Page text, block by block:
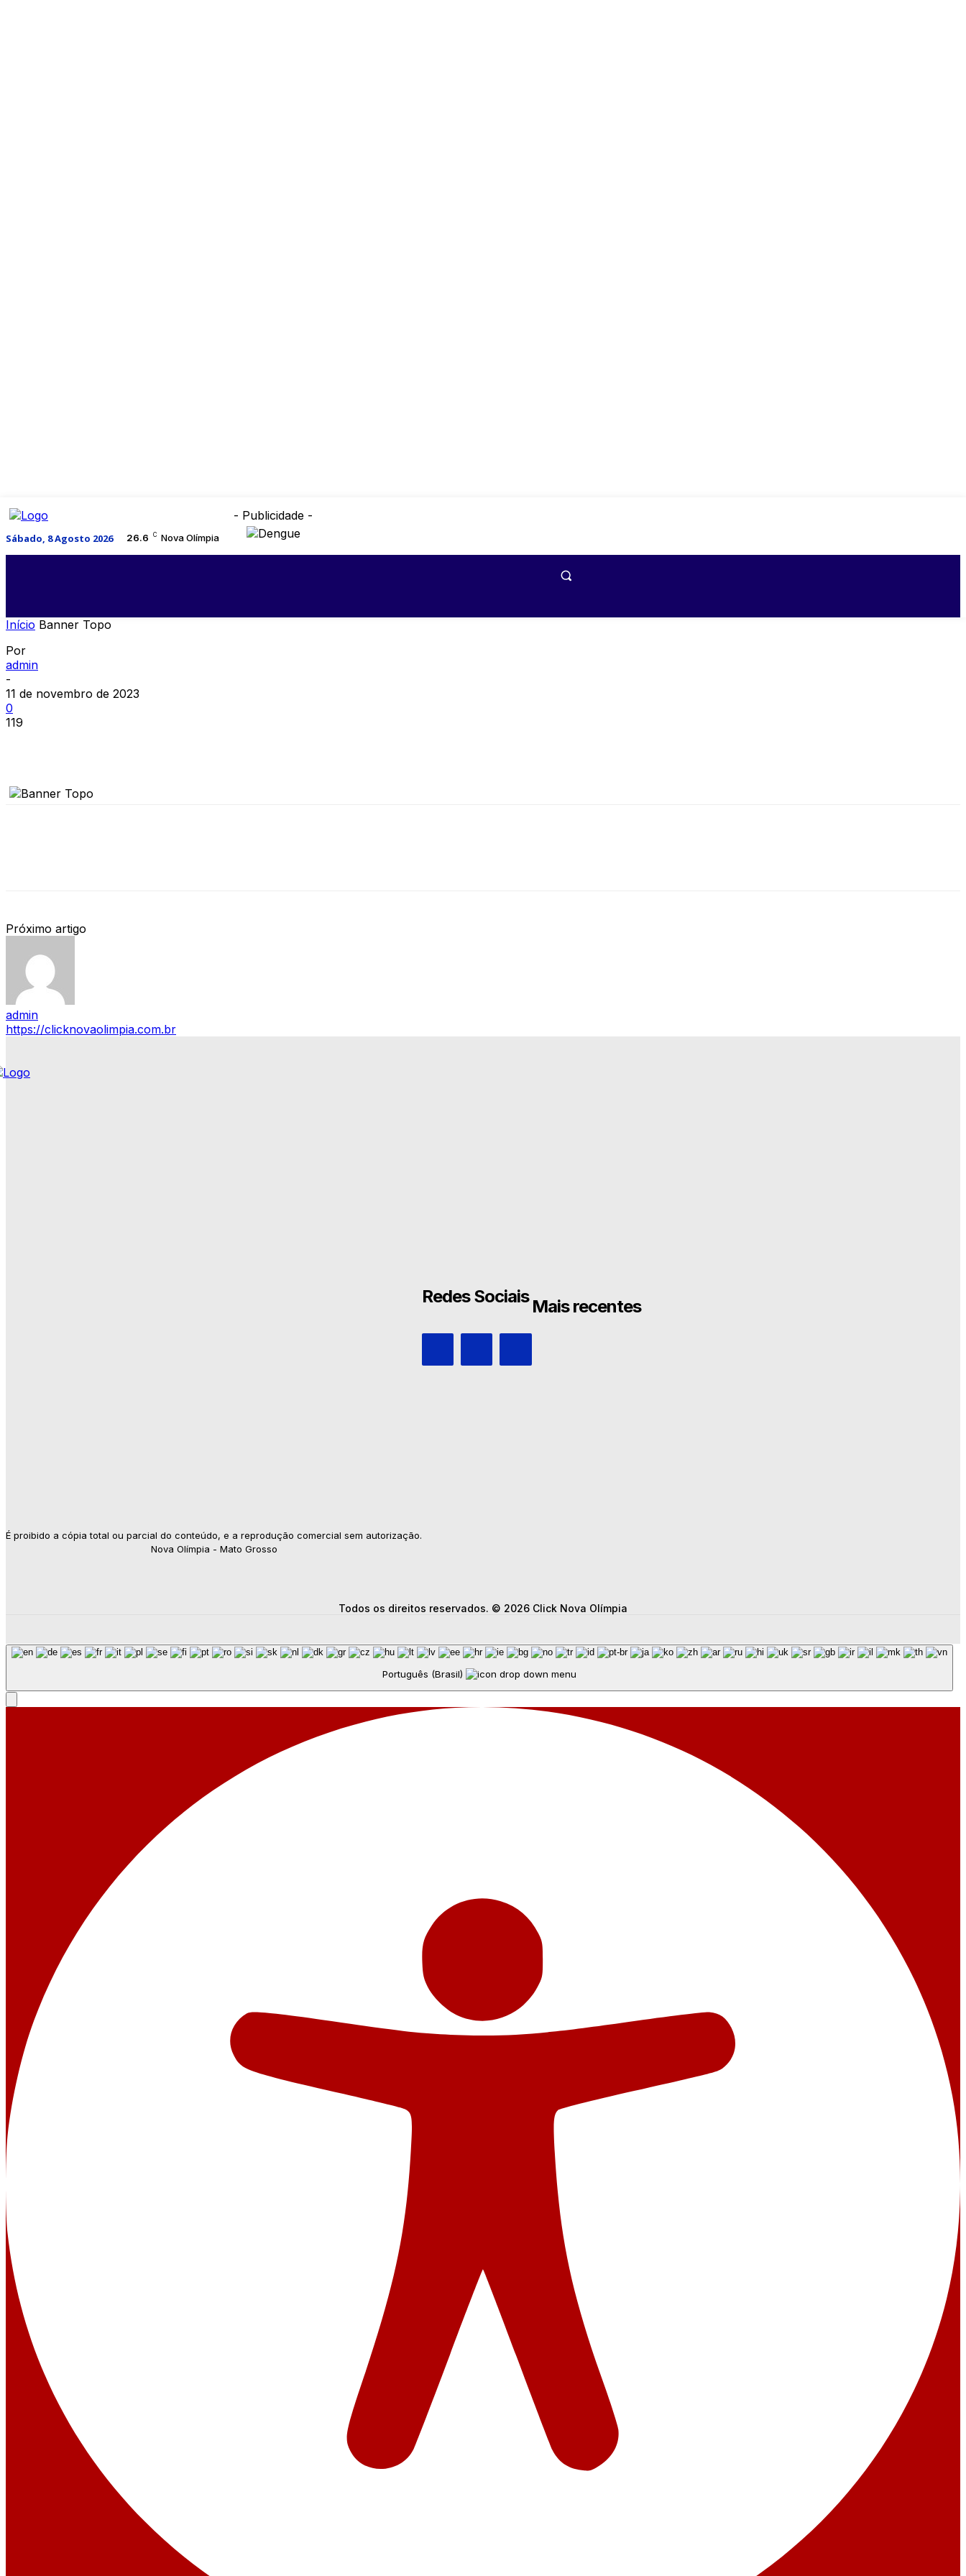
Sábado, 8 Agosto 2026 26.6 C Nova Olímpia
- Publicidade -
Início Banner Topo
Por
admin
-
11 de novembro de 2023
0
119
Próximo artigo
admin
https://clicknovaolimpia.com.br
É proibido a cópia total ou parcial do conteúdo, e a reprodução comercial sem autorização.
Nova Olímpia - Mato Grosso
Redes Sociais Mais recentes
Todos os direitos reservados. © 2026 Click Nova Olímpia
Português (Brasil)